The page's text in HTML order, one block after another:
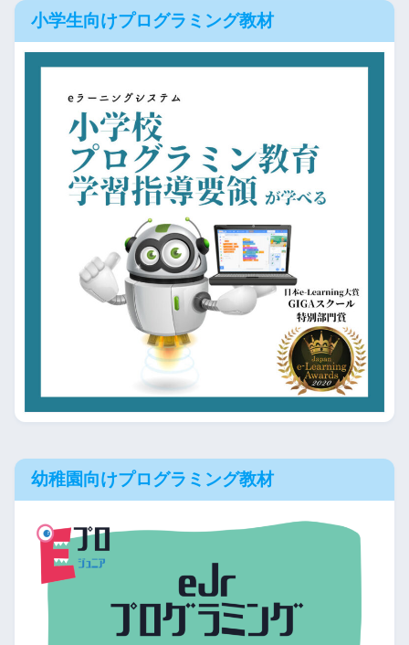
小学生向けプログラミング教材
幼稚園向けプログラミング教材